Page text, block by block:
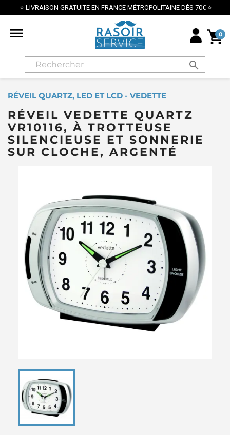
⭐ LIVRAISON GRATUITE EN FRANCE MÉTROPOLITAINE DÈS 70€ ⭐
 0
search
RÉVEIL QUARTZ, LED ET LCD - VEDETTE
RÉVEIL VEDETTE QUARTZ
VR10116, À TROTTEUSE
SILENCIEUSE ET SONNERIE
SUR CLOCHE, ARGENTÉ